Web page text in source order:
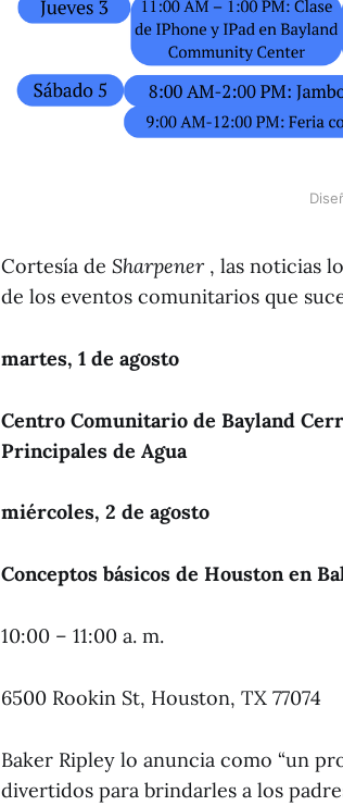
Cortesía de Sharpener , las noticias
de los eventos comunitarios que
martes, 1 de agosto
Centro Comunitario de Bayland
Principales de Agua
miércoles, 2 de agosto
Conceptos básicos de Houston en
10:00 – 11:00 a. m.
6500 Rookin St, Houston, TX 77074
Baker Ripley lo anuncia como “un
divertidos para brindarles a los